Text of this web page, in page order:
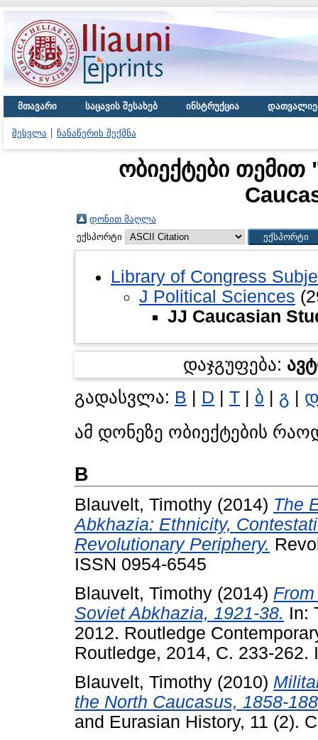
მთავარი საცავის შესახებ ინსტრუქცია
შესვლა ჩანაწერის შექმნა
ობიექტები
დონით მაღლა
ექსპორტი
Library of Congress
J Political Sciences
JJ Caucasian
დაჯგუფება:
გადასვლა: B | D | T | ბ | გ | დ
ამ დონეზე ობიექტების
B
Blauvelt, Timothy (2014) The
Abkhazia: Ethnicity,
Revolutionary Periphery.
ISSN 0954-6545
Blauvelt, Timothy (2014)
Soviet Abkhazia, 1921-38. In:
2012. Routledge
Routledge, 2014, С. 233-262.
Blauvelt, Timothy (2010)
the North Caucasus, 1858-
and Eurasian History, 11 (2).